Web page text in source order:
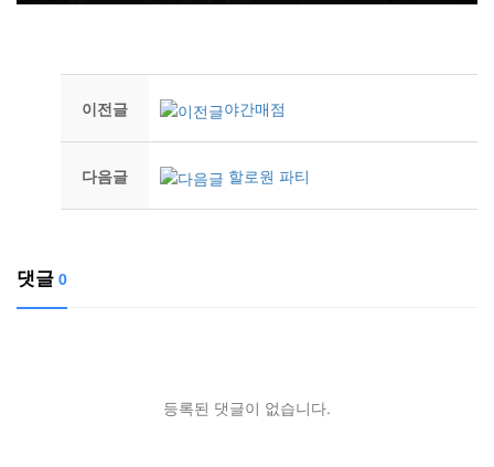
이전글 야간매점
다음글 할로원 파티
댓글 0
등록된 댓글이 없습니다.